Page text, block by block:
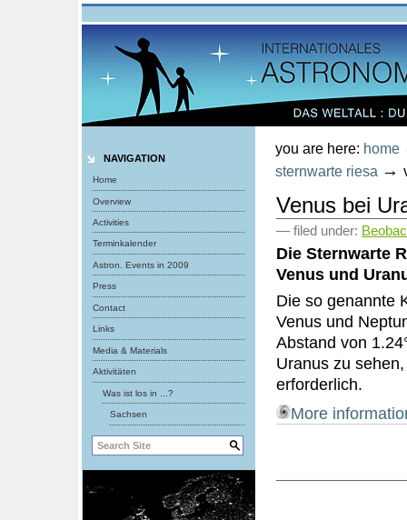
Personal
content.
NAVIGATION
Home
Overview
Activities
Terminkalender
Astron. Events in 2009
Press
Contact
Links
Media & Materials
Aktivitäten
Was ist los in ...?
Sachsen
you are here: home
sternwarte riesa →
Venus bei
— filed under:
Die Sternwarte
Venus und
Die so genannte
Venus und
Abstand von
Uranus zu
erforderlich.
More